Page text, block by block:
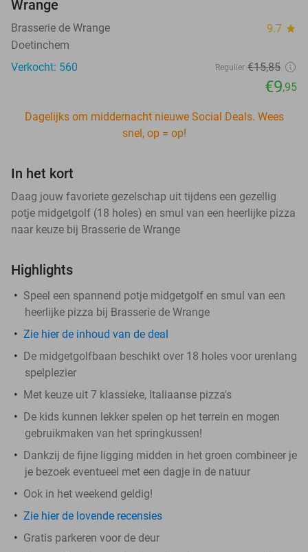
Wrange
Brasserie de Wrange 9.7 star
Doetinchem
Verkocht: 560
Regulier €15,85
€9,95
Dagelijks om middernacht nieuwe Social Deals. Wees
snel, op = op!
In het kort
Daag jouw favoriete gezelschap uit tijdens een gezellig
potje midgetgolf (18 holes) en smul van een heerlijke pizza
naar keuze bij Brasserie de Wrange
Highlights
Speel een spannend potje midgetgolf en smul van een
heerlijke pizza bij Brasserie de Wrange
Zie hier de inhoud van de deal
De midgetgolfbaan beschikt over 18 holes voor urenlang
spelplezier
Met keuze uit 7 klassieke, Italiaanse pizza's
De kids kunnen lekker spelen op het terrein en mogen
gebruikmaken van het springkussen!
Dankzij de fijne ligging midden in het groen combineer je
je bezoek eventueel met een dagje in de natuur
Ook in het weekend geldig!
Zie hier de lovende recensies
Gratis parkeren voor de deur